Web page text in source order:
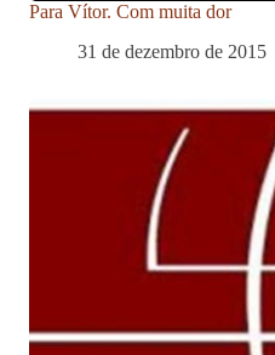
Para Vítor. Com muita dor
31 de dezembro de 2015